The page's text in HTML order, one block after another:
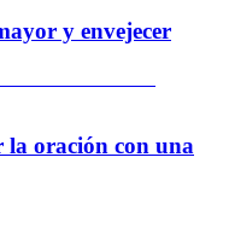
y envejecer
oración con una